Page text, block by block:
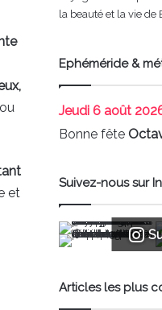
et
la beauté et la vie
Ephéméride &
Jeudi 6 août
Bonne fête
Suivez-nous sur
Articles les plus